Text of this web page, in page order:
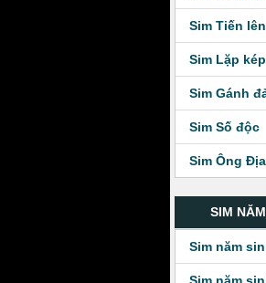
Sim Tiến lên
Sim Lặp kép
Sim Gánh
Sim Số độc
Sim Ông Địa
SIM
Sim năm